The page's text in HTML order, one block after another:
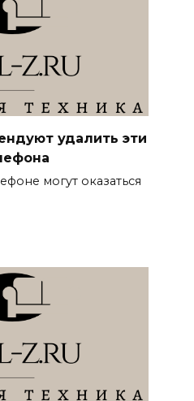
удалить эти
могут оказаться